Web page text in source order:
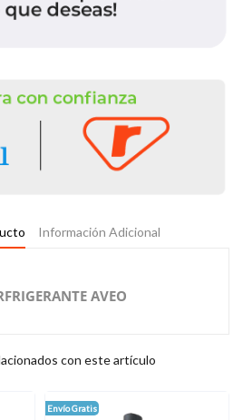
Información Adicional
AVEO
con este artículo
Envío Gratis